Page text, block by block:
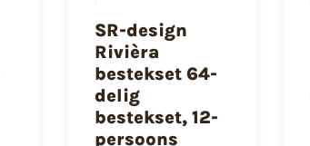
SR-design
Rivièra
bestekset 64-
delig
bestekset, 12-
persoons